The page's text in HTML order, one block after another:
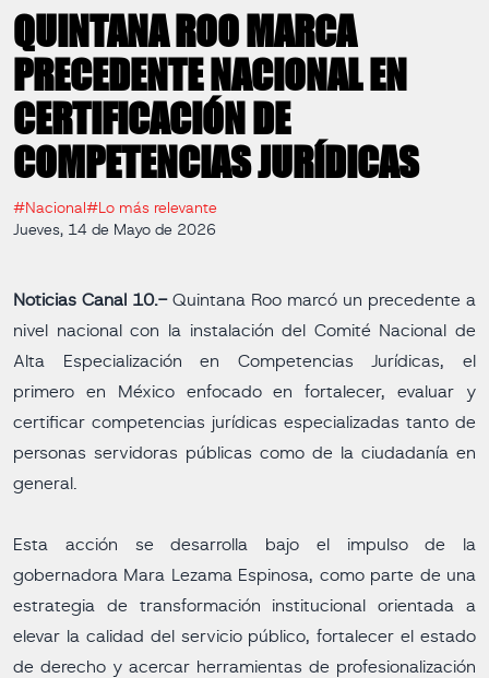
QUINTANA ROO MARCA
PRECEDENTE NACIONAL EN
CERTIFICACIÓN DE
COMPETENCIAS JURÍDICAS
#Nacional #Lo más relevante
Jueves, 14 de Mayo de 2026
Noticias Canal 10.- Quintana Roo marcó un precedente a
nivel nacional con la instalación del Comité Nacional de
Alta Especialización en Competencias Jurídicas, el
primero en México enfocado en fortalecer, evaluar y
certificar competencias jurídicas especializadas tanto de
personas servidoras públicas como de la ciudadanía en
general.
Esta acción se desarrolla bajo el impulso de la
gobernadora Mara Lezama Espinosa, como parte de una
estrategia de transformación institucional orientada a
elevar la calidad del servicio público, fortalecer el estado
de derecho y acercar herramientas de profesionalización